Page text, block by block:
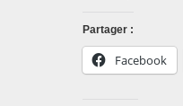
Partager :
Facebook